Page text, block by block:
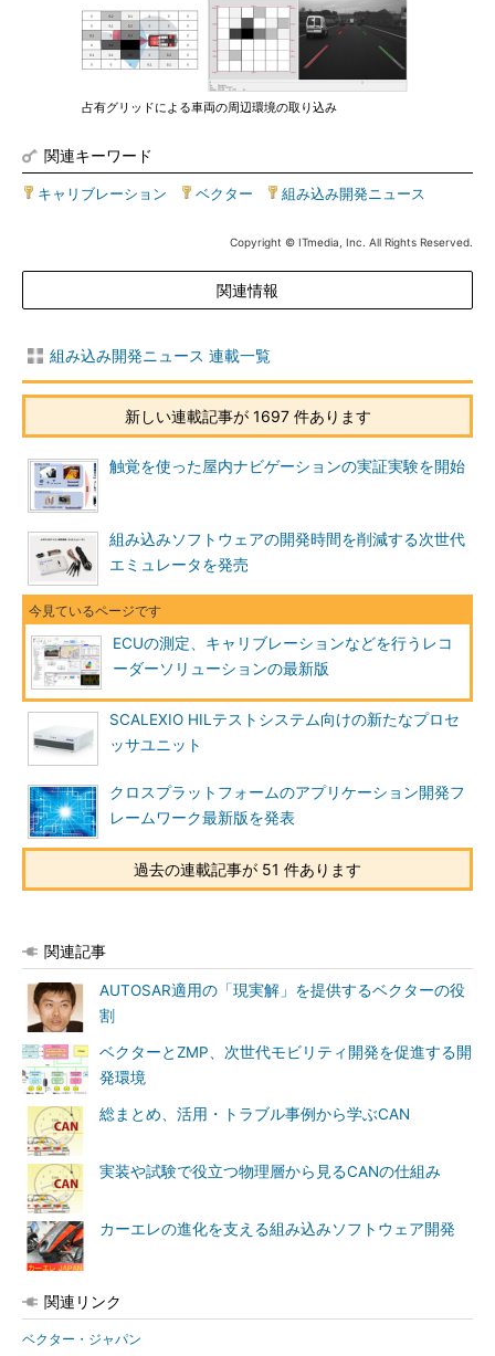
占有グリッドによる車両の周辺環境の取り込み
関連キーワード
キャリブレーション ベクター 組み込み開発ニュース
Copyright © ITmedia, Inc. All Rights Reserved.
関連情報
組み込み開発ニュース 連載一覧
新しい連載記事が 1697 件あります
触覚を使った屋内ナビゲーションの実証実験を開始
組み込みソフトウェアの開発時間を削減する次世代
エミュレータを発売
ECUの測定、キャリブレーションなどを行うレコ
ーダーソリューションの最新版
SCALEXIO HILテストシステム向けの新たなプロセ
ッサユニット
クロスプラットフォームのアプリケーション開発フ
レームワーク最新版を発表
過去の連載記事が 51 件あります
関連記事
AUTOSAR適用の「現実解」を提供するベクターの役
割
ベクターとZMP、次世代モビリティ開発を促進する開
発環境
総まとめ、活用・トラブル事例から学ぶCAN
実装や試験で役立つ物理層から見るCANの仕組み
カーエレの進化を支える組み込みソフトウェア開発
関連リンク
ベクター・ジャパン